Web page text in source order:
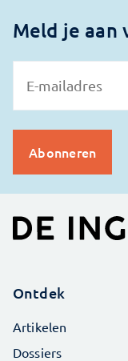
Meld je aan
Ontdek
Artikelen
Dossiers